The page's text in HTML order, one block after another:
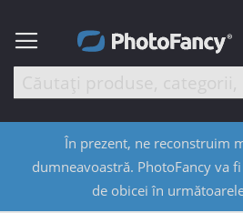
În prezent, ne reconstruim
dumneavoastră. PhotoFancy va
de obicei în